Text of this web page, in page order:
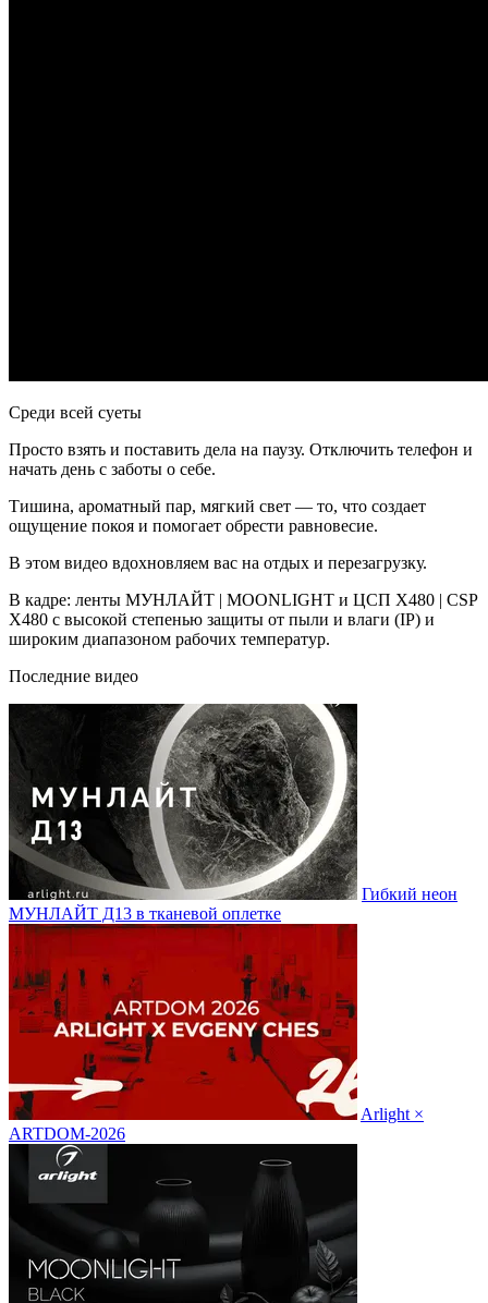
Среди всей суеты
Просто взять и поставить дела на паузу. Отключить телефон и
начать день с заботы о себе.
Тишина, ароматный пар, мягкий свет — то, что создает
ощущение покоя и помогает обрести равновесие.
В этом видео вдохновляем вас на отдых и перезагрузку.
В кадре: ленты МУНЛАЙТ | MOONLIGHT и ЦСП Х480 | CSP
X480 с высокой степенью защиты от пыли и влаги (IP) и
широким диапазоном рабочих температур.
Последние видео
Гибкий неон
МУНЛАЙТ Д13 в тканевой оплетке
Arlight ×
ARTDOM-2026